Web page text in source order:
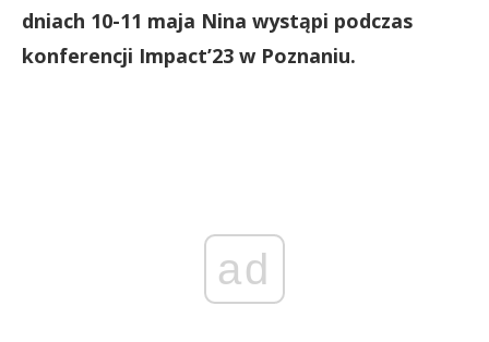
dniach 10-11 maja Nina wystąpi podczas
konferencji Impact’23 w Poznaniu.
ad